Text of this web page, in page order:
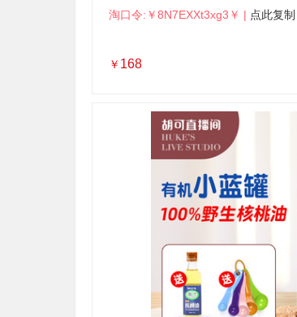
淘口令:￥8N7EXXt3xg3￥ | 点此复制
￥ 168